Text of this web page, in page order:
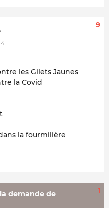
9
les Gilets Jaunes
la Covid
la fourmilière
demande de
1